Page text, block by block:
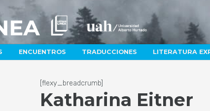
ENCUENTROS TRADUCCIONES LITERATURA
[flexy_breadcrumb]
Katharina Eitner